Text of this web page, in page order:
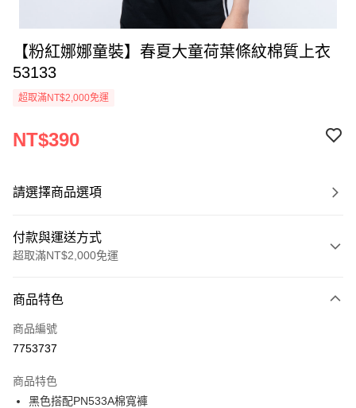
【粉紅娜娜童裝】春夏大童荷葉條紋棉質上衣
53133
超取滿NT$2,000免運
NT$390
請選擇商品選項
付款與運送方式
超取滿NT$2,000免運
信用卡一次付款
超商取貨付款
Apple Pay
商品特色
商品編號
7753737
商品特色
黑色搭配PN533A棉寬褲